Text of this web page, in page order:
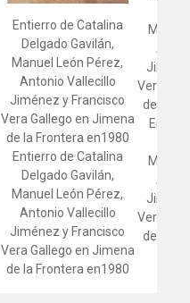
Entierro de Catalina
Delgado Gavilán,
Manuel León Pérez,
Antonio Vallecillo
Jiménez y Francisco
Vera Gallego en Jimena
de la Frontera en1980
Entierro de Catalina
Delgado Gavilán,
Manuel León Pérez,
Antonio Vallecillo
Jiménez y Francisco
Vera Gallego en Jimena
de la Frontera en1980
Vera
de la
Vera
de la